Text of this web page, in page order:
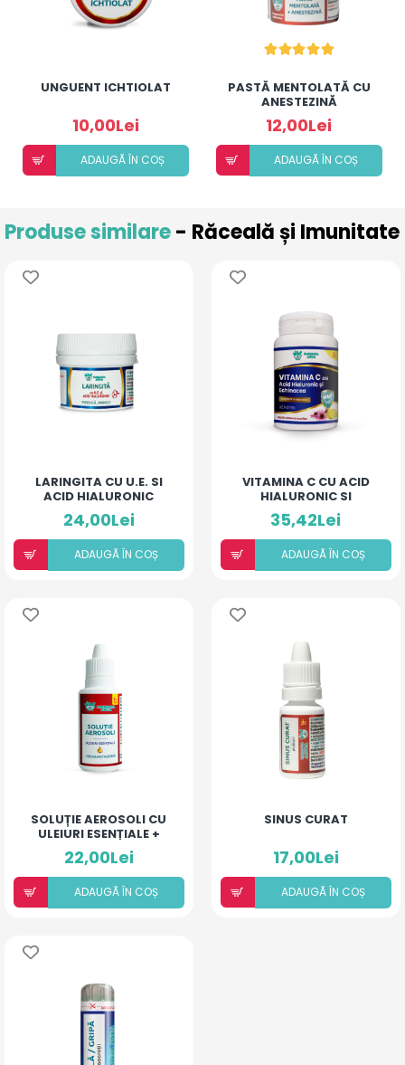
UNGUENT ICHTIOLAT
10,00Lei
ADAUGÃ ÎN COȘ
PASTĂ MENTOLATĂ CU
ANESTEZINĂ
12,00Lei
ADAUGÃ ÎN COȘ
Produse similare- Răceală și Imunitate
LARINGITA CU U.E. SI
ACID HIALURONIC
(PIERSICĂ ȘI MANGO)
24,00Lei
ADAUGÃ ÎN COȘ
VITAMINA C CU ACID
HIALURONIC SI
ECHINACEA
35,42Lei
ADAUGÃ ÎN COȘ
SOLUȚIE AEROSOLI CU
ULEIURI ESENȚIALE +
DEXAMETAZONĂ
22,00Lei
ADAUGÃ ÎN COȘ
SINUS CURAT
17,00Lei
ADAUGÃ ÎN COȘ